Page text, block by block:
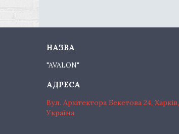
"AVALON"
Вул. Архітектора Бекетова 24, Харків,
Україна